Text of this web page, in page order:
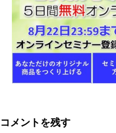
コメントを残す